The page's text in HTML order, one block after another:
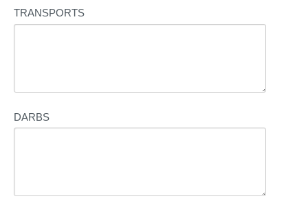
TRANSPORTS
DARBS